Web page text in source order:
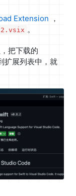
Extension ，
。
把下载的
扩展列表中，就